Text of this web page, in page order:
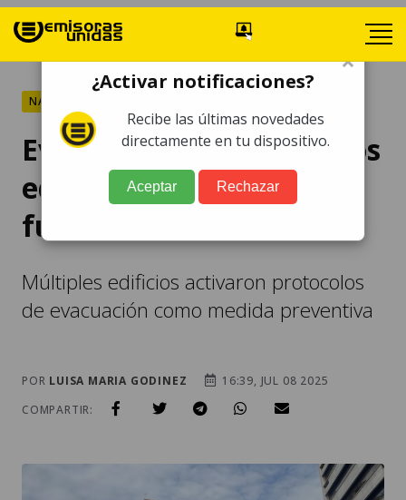
NACIONALES
Evacuaciones en distintos
edificios del país tras
fuertes sismos
Múltiples edificios activaron protocolos
de evacuación como medida preventiva
POR LUISA MARIA GODINEZ
16:39, JUL 08 2025
COMPARTIR:
×
¿Activar notificaciones?
Recibe las últimas novedades
directamente en tu dispositivo.
Aceptar Rechazar